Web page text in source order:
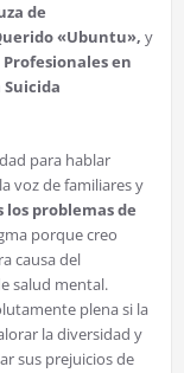
de
«Ubuntu», y
en
para hablar
voz de familiares y
problemas de
porque creo
causa del
salud mental.
plena si la
la diversidad y
sus prejuicios de